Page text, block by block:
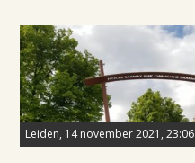
Leiden, 14 november 2021, 23:06